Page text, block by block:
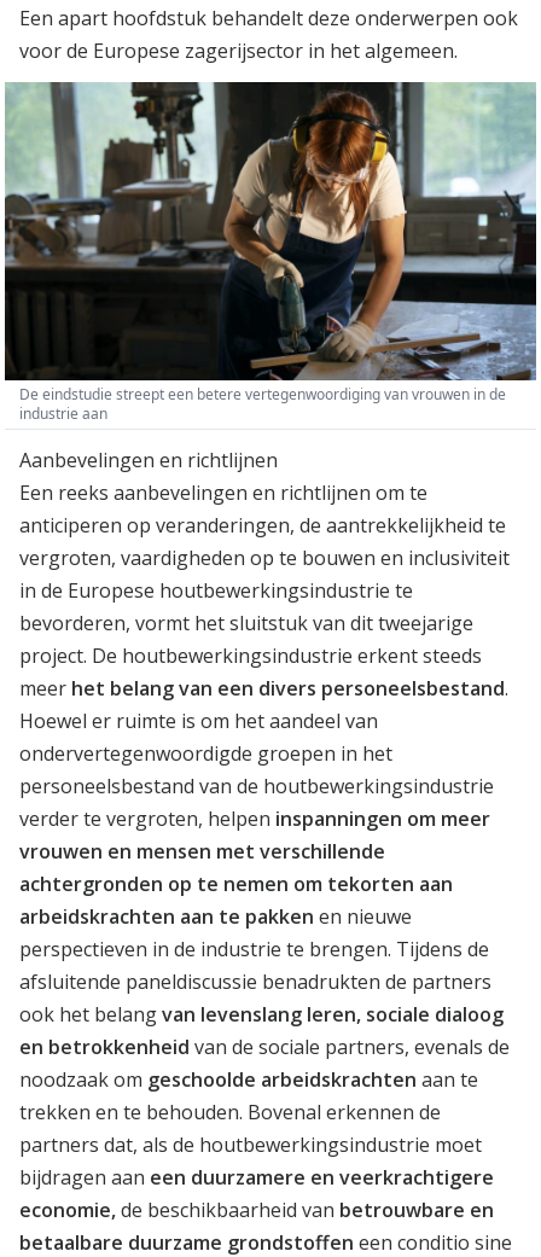
Een apart hoofdstuk behandelt deze onderwerpen ook
voor de Europese zagerijsector in het algemeen.
De eindstudie streept een betere vertegenwoordiging van vrouwen in de
industrie aan
Aanbevelingen en richtlijnen
Een reeks aanbevelingen en richtlijnen om te
anticiperen op veranderingen, de aantrekkelijkheid te
vergroten, vaardigheden op te bouwen en inclusiviteit
in de Europese houtbewerkingsindustrie te
bevorderen, vormt het sluitstuk van dit tweejarige
project. De houtbewerkingsindustrie erkent steeds
meer het belang van een divers personeelsbestand.
Hoewel er ruimte is om het aandeel van
ondervertegenwoordigde groepen in het
personeelsbestand van de houtbewerkingsindustrie
verder te vergroten, helpen inspanningen om meer
vrouwen en mensen met verschillende
achtergronden op te nemen om tekorten aan
arbeidskrachten aan te pakken en nieuwe
perspectieven in de industrie te brengen. Tijdens de
afsluitende paneldiscussie benadrukten de partners
ook het belangvan levenslang leren, sociale dialoog
en betrokkenheid van de sociale partners, evenals de
noodzaak om geschoolde arbeidskrachten aan te
trekken en te behouden. Bovenal erkennen de
partners dat, als de houtbewerkingsindustrie moet
bijdragen aan een duurzamere en veerkrachtigere
economie,de beschikbaarheid van betrouwbare en
betaalbare duurzame grondstoffen een conditio sine